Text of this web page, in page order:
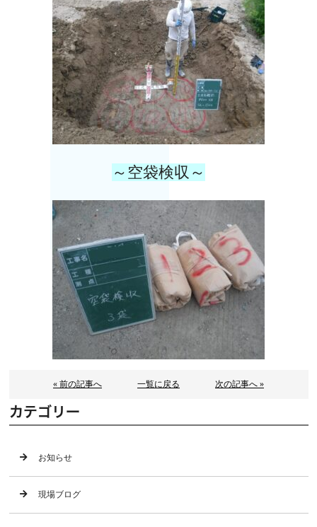
～空袋検収～
« 前の記事へ 一覧に戻る 次の記事へ »
カテゴリー
お知らせ
現場ブログ